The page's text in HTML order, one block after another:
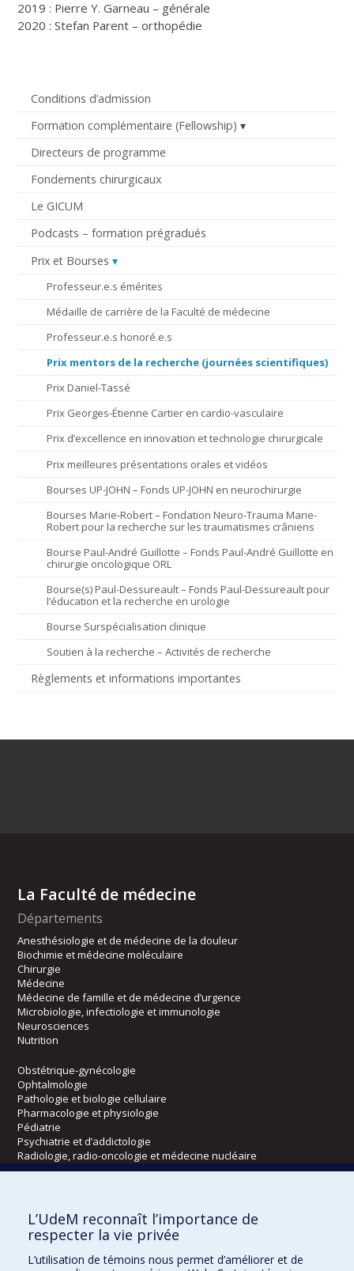
Conditions d’admission
Formation complémentaire (Fellowship)
Directeurs de programme
Fondements chirurgicaux
Le GICUM
Podcasts – formation prégradués
Prix et Bourses
Professeur.e.s émérites
Médaille de carrière de la Faculté de médecine
Professeur.e.s honoré.e.s
Prix mentors de la recherche (journées scientifiques)
Prix Daniel-Tassé
Prix Georges-Étienne Cartier en cardio-vasculaire
Prix d’excellence en innovation et technologie chirurgicale
Prix meilleures présentations orales et vidéos
Bourses UP-JOHN – Fonds UP-JOHN en neurochirurgie
Bourses Marie-Robert – Fondation Neuro-Trauma Marie-
Robert pour la recherche sur les traumatismes crâniens
Bourse Paul-André Guillotte – Fonds Paul-André Guillotte en
chirurgie oncologique ORL
Bourse(s) Paul-Dessureault – Fonds Paul-Dessureault pour
l’éducation et la recherche en urologie
Bourse Surspécialisation clinique
Soutien à la recherche – Activités de recherche
Règlements et informations importantes
2019 : Pierre Y. Garneau – générale
2020 : Stefan Parent – orthopédie
La Faculté de médecine
Départements
Anesthésiologie et de médecine de la douleur
Biochimie et médecine moléculaire
Chirurgie
Médecine
Médecine de famille et de médecine d’urgence
Microbiologie, infectiologie et immunologie
Neurosciences
Nutrition
Obstétrique-gynécologie
Ophtalmologie
Pathologie et biologie cellulaire
Pharmacologie et physiologie
Pédiatrie
Psychiatrie et d’addictologie
Radiologie, radio-oncologie et médecine nucléaire
Écoles
Kinésiologie et des sciences de l’activité physique
Orthophonie et audiologie
Réadaptation
L’UdeM reconnaît l’importance de
respecter la vie privée
L’utilisation de témoins nous permet d’améliorer et de